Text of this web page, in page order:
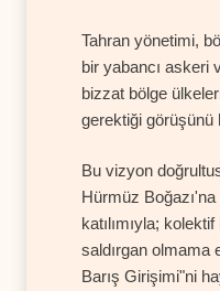
Tahran yönetimi,
bir yabancı askeri
bizzat bölge
gerektiği görüşünü
Bu vizyon
Hürmüz Boğazı'na
katılımıyla;
saldırgan olmama
Barış Girişimi"ni